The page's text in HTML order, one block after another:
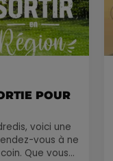
POUR
voici une
vous à ne
Que vous